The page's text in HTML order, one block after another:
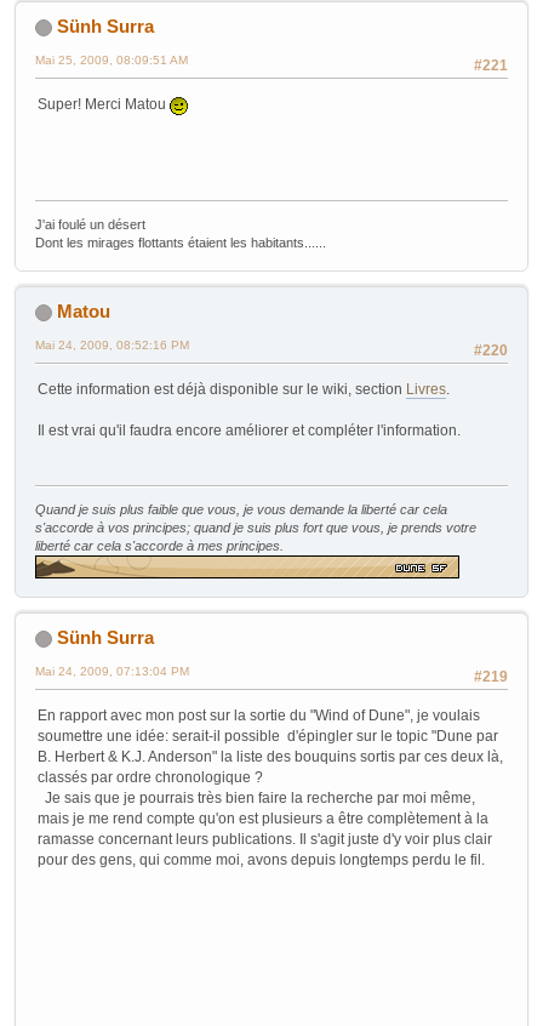
Sünh Surra
#221
Mai 25, 2009, 08:09:51 AM
Super! Merci Matou
J'ai foulé un désert
Dont les mirages flottants étaient les habitants......
Matou
#220
Mai 24, 2009, 08:52:16 PM
Cette information est déjà disponible sur le wiki, section Livres
Il est vrai qu'il faudra encore améliorer et compléter l'information.
Quand je suis plus faible que vous, je vous demande la liberté car cela
s'accorde à vos principes; quand je suis plus fort que vous, je prends votre
liberté car cela s'accorde à mes principes.
Sünh Surra
#219
Mai 24, 2009, 07:13:04 PM
En rapport avec mon post sur la sortie du "Wind of Dune", je voulais
soumettre une idée: serait-il possible d'épingler sur le topic "Dune par
B. Herbert & K.J. Anderson" la liste des bouquins sortis par ces deux là,
classés par ordre chronologique ?
Je sais que je pourrais très bien faire la recherche par moi même,
mais je me rend compte qu'on est plusieurs a être complètement à la
ramasse concernant leurs publications. Il s'agit juste d'y voir plus clair
pour des gens, qui comme moi, avons depuis longtemps perdu le fil.